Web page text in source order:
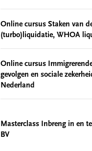
Online cursus Staken van
(turbo)liquidatie, WHOA
Online cursus
gevolgen en sociale
Nederland
Masterclass Inbreng in en
BV